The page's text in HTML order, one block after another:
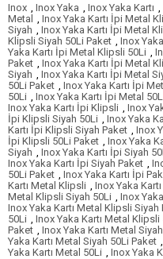
Inox
Inox Yaka Inox Yaka Kartı
Metal
Inox Yaka Kartı İpi Metal
Siyah
Inox Yaka Kartı İpi Metal
Klipsli Siyah 50Li Paket
Inox
Yaka Kartı İpi Metal Klipsli 50Li
Paket
Inox Yaka Kartı İpi Metal
Siyah
Inox Yaka Kartı İpi Metal
50Li Paket
Inox Yaka Kartı İpi
50Li
Inox Yaka Kartı İpi Metal
Inox Yaka Kartı İpi Klipsli
Inox
İpi Klipsli Siyah 50Li
Inox Yaka
Kartı İpi Klipsli Siyah Paket
Inox
İpi Klipsli 50Li Paket
Inox Yaka
Siyah
Inox Yaka Kartı İpi Siyah
Inox Yaka Kartı İpi Siyah Paket
50Li Paket
Inox Yaka Kartı İpi
Kartı Metal Klipsli
Inox Yaka
Metal Klipsli Siyah 50Li
Inox
Inox Yaka Kartı Metal Klipsli Siyah
50Li
Inox Yaka Kartı Metal Klipsli
Paket
Inox Yaka Kartı Metal Siyah
Yaka Kartı Metal Siyah 50Li Paket
Yaka Kartı Metal 50Li
Inox Yaka